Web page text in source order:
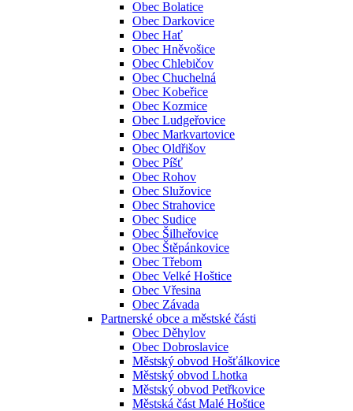
Obec Bolatice
Obec Darkovice
Obec Hať
Obec Hněvošice
Obec Chlebičov
Obec Chuchelná
Obec Kobeřice
Obec Kozmice
Obec Ludgeřovice
Obec Markvartovice
Obec Oldřišov
Obec Píšť
Obec Rohov
Obec Služovice
Obec Strahovice
Obec Sudice
Obec Šilheřovice
Obec Štěpánkovice
Obec Třebom
Obec Velké Hoštice
Obec Vřesina
Obec Závada
Partnerské obce a městské části
Obec Děhylov
Obec Dobroslavice
Městský obvod Hošťálkovice
Městský obvod Lhotka
Městský obvod Petřkovice
Městská část Malé Hoštice